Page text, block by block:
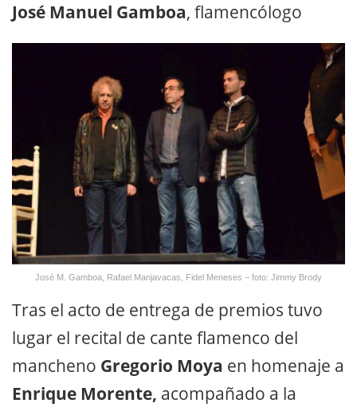
José Manuel Gamboa, flamencólogo
José M. Gamboa, Rafael Manjavacas, Fidel Meneses – foto: Jimmy Brody
Tras el acto de entrega de premios tuvo
lugar el recital de cante flamenco del
mancheno Gregorio Moya en homenaje a
Enrique Morente, acompañado a la